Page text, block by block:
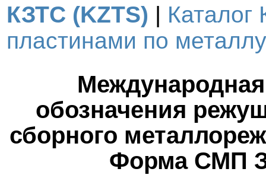
КЗТС (KZTS) |
пластинами по
обозначения
сборного
Форма СМП